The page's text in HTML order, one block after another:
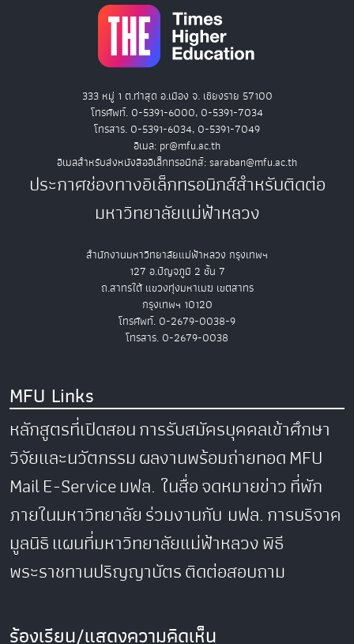
333 หมู่ 1 ต.ท่าสุด อ.เมือง จ. เชียงราย 57100
โทรศัพท์. 0-5391-6000, 0-5391-7034
โทรสาร. 0-5391-6034, 0-5391-7049
อีเมล: pr@mfu.ac.th
อีเมลสำหรับส่งหนังสืออิเล็กทรอนิกส์: saraban@mfu.ac.th
ประกาศช่องทางอิเล็กทรอนิกส์สำหรับติดต่อ
มหาวิทยาลัยแม่ฟ้าหลวง
สำนักงานมหาวิทยาลัยแม่ฟ้าหลวง กรุงเทพฯ
127 อ.ปัญจภูมิ 2 ชั้น 7
ถ.สาทรใต้ แขวงทุ่งมหาเมฆ เขตสาทร
กรุงเทพฯ 10120
โทรศัพท์. 0-2679-0038-9
โทรสาร. 0-2679-0038
MFU Links
หลักสูตรที่เปิดสอนการรับสมัครบุคคลเข้าศึกษา
วิจัยและนวัตกรรมผลงานพร้อมถ่ายทอดMFU
MailE-Serviceมฟล. ในสื่อจดหมายข่าวที่พัก
ภายในมหาวิทยาลัยร่วมงานกับ มฟล.การบริจาค
มูลนิธิแผนที่มหาวิทยาลัยแม่ฟ้าหลวงพิธี
พระราชทานปริญญาบัตรติดต่อสอบถาม
ร้องเรียน/แสดงความคิดเห็น